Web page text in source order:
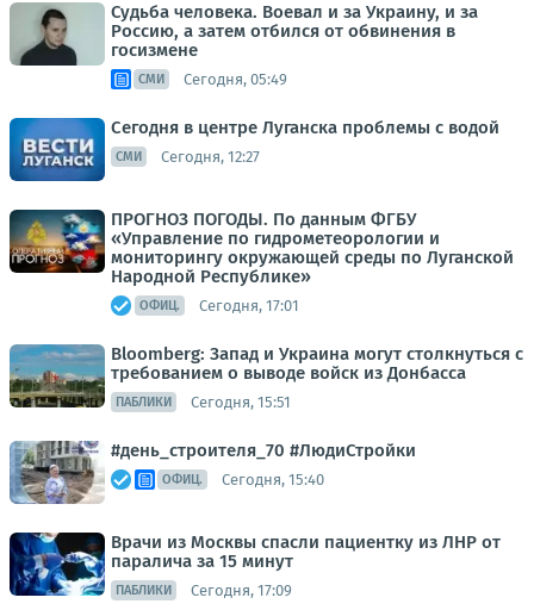
Судьба человека. Воевал и за Украину, и за
Россию, а затем отбился от обвинения в
госизмене
СМИ Сегодня, 05:49
Сегодня в центре Луганска проблемы с водой
СМИ Сегодня, 12:27
ПРОГНОЗ ПОГОДЫ. По данным ФГБУ
«Управление по гидрометеорологии и
мониторингу окружающей среды по Луганской
Народной Республике»
ОФИЦ. Сегодня, 17:01
Bloomberg: Запад и Украина могут столкнуться с
требованием о выводе войск из Донбасса
ПАБЛИКИ Сегодня, 15:51
#день_строителя_70 #ЛюдиСтройки
ОФИЦ. Сегодня, 15:40
Врачи из Москвы спасли пациентку из ЛНР от
паралича за 15 минут
ПАБЛИКИ Сегодня, 17:09